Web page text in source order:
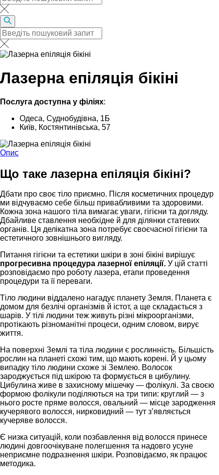
Лазерна епіляція бікіні
Послуга доступна у філіях:
Одеса, Суднобудівна, 1Б
Київ, Костянтинівська, 57
Опис
Що таке лазерна епіляція бікіні?
Дбати про своє тіло приємно. Після косметичних процедур
ми відчуваємо себе більш привабливими та здоровими.
Кожна зона нашого тіла вимагає уваги, гігієни та догляду.
Дбайливе ставлення необхідне й для ділянки статевих
органів. Ця делікатна зона потребує своєчасної гігієни та
естетичного зовнішнього вигляду.
Питання гігієни та естетики шкіри в зоні бікіні вирішує
прогресивна процедура лазерної епіляції. У цій статті
розповідаємо про роботу лазера, етапи проведення
процедури та її переваги.
Тіло людини віддалено нагадує планету Земля. Планета є
домом для безлічі організмів й істот, а ще складається з
шарів. У тілі людини теж живуть різні мікроорганізми,
протікають різноманітні процеси, одним словом, вирує
життя.
На поверхні Землі та тіла людини є рослинність. Більшість
рослин на планеті схожі тим, що мають корені. Й у цьому
випадку тіло людини схоже зі Землею. Волосок
зароджується під шкірою та формується в цибулину.
Цибулина живе в захисному мішечку — фолікулі. За своєю
формою фолікули поділяються на три типи: круглий — з
нього росте пряме волосся, овальний — місце зародження
кучерявого волосся, нирковидний — тут з’являється
кучеряве волосся.
Є низка ситуацій, коли позбавлення від волосся принесе
людині довгоочікуване полегшення та надовго усуне
неприємне подразнення шкіри. Розповідаємо, як працює
методика.